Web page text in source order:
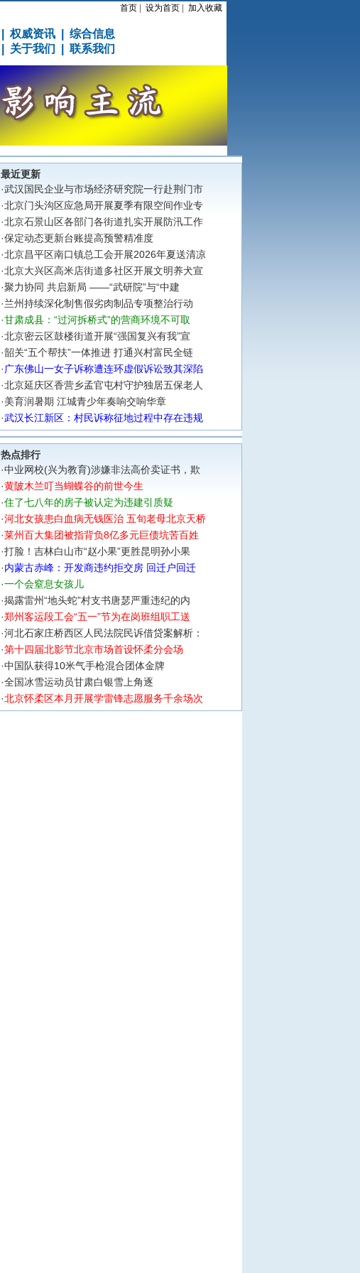
首页 设为首页 加入收藏
权威资讯
综合信息
关于我们 联系我们
最近更新
·武汉国民企业与市场经济研究院一行赴荆门市
·北京门头沟区应急局开展夏季有限空间作业专
·北京石景山区各部门各街道扎实开展防汛工作
·保定动态更新台账提高预警精准度
·北京昌平区南口镇总工会开展2026年夏送清凉
·北京大兴区高米店街道多社区开展文明养犬宣
·聚力协同 共启新局 ——“武研院”与“中建
·兰州持续深化制售假劣肉制品专项整治行动
·甘肃成县：“过河拆桥式”的营商环境不可取
·北京密云区鼓楼街道开展“强国复兴有我”宣
·韶关“五个帮扶”一体推进 打通兴村富民全链
· 广东佛山一女子诉称遭连环虚假诉讼致其深陷
·北京延庆区香营乡孟官屯村守护独居五保老人
·美育润暑期 江城青少年奏响交响华章
·武汉长江新区：村民诉称征地过程中存在违规
热点排行
·中业网校(兴为教育)涉嫌非法高价卖证书，欺
·黄陂木兰叮当蝴蝶谷的前世今生
·住了七八年的房子被认定为违建引质疑
·河北女孩患白血病无钱医治 五旬老母北京天桥
·莱州百大集团被指背负8亿多元巨债坑苦百姓
·打脸！吉林白山市“赵小果”更胜昆明孙小果
·内蒙古赤峰：开发商违约拒交房 回迁户回迁
·一个会窒息女孩儿
·揭露雷州“地头蛇”村支书唐瑟严重违纪的内
·郑州客运段工会“五一”节为在岗班组职工送
·河北石家庄桥西区人民法院民诉借贷案解析：
·第十四届北影节北京市场首设怀柔分会场
·中国队获得10米气手枪混合团体金牌
·全国冰雪运动员甘肃白银雪上角逐
·北京怀柔区本月开展学雷锋志愿服务千余场次